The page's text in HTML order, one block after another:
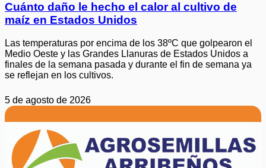
Cuánto daño le hecho el calor al cultivo de
maíz en Estados Unidos
Las temperaturas por encima de los 38ºC que golpearon el
Medio Oeste y las Grandes Llanuras de Estados Unidos a
finales de la semana pasada y durante el fin de semana ya
se reflejan en los cultivos.
5 de agosto de 2026